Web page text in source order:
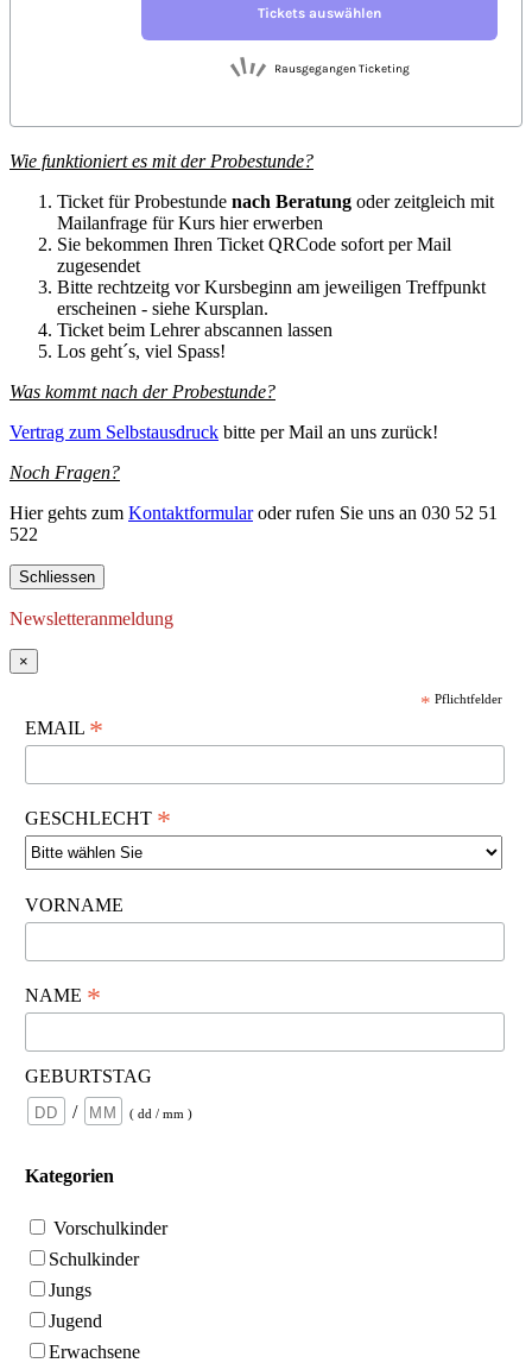
Wie funktioniert es mit der Probestunde?
Ticket für Probestunde nach Beratung oder zeitgleich mit
Mailanfrage für Kurs hier erwerben
Sie bekommen Ihren Ticket QRCode sofort per Mail
zugesendet
Bitte rechtzeitg vor Kursbeginn am jeweiligen Treffpunkt
erscheinen - siehe Kursplan.
Ticket beim Lehrer abscannen lassen
Los geht´s, viel Spass!
Was kommt nach der Probestunde?
Vertrag zum Selbstausdruck bitte per Mail an uns zurück!
Noch Fragen?
Hier gehts zum Kontaktformularoder rufen Sie uns an 030 52 51
522
Schliessen
Newsletteranmeldung
×
* Pflichtfelder
EMAIL *
GESCHLECHT *
VORNAME
NAME *
GEBURTSTAG
/
( dd / mm )
Kategorien
Vorschulkinder
Schulkinder
Jungs
Jugend
Erwachsene